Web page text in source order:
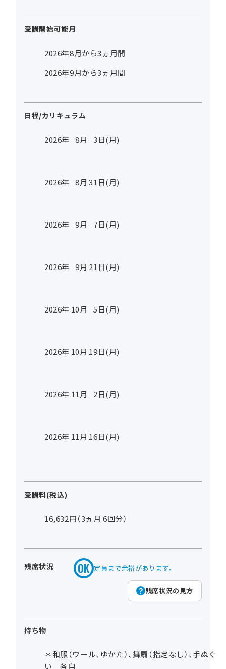
受講開始可能月
2026年8月から3ヵ月間
2026年9月から3ヵ月間
日程/カリキュラム
2026年 8月 3日(月)
2026年 8月 31日(月)
2026年 9月 7日(月)
2026年 9月 21日(月)
2026年 10月 5日(月)
2026年 10月 19日(月)
2026年 11月 2日(月)
2026年 11月 16日(月)
受講料(税込)
16,632円（3ヵ月 6回分）
残席状況 定員まで余裕があります。
残席状況の見方
持ち物
＊和服（ウール、ゆかた）、舞扇（指定なし）、手ぬぐ
い 各自